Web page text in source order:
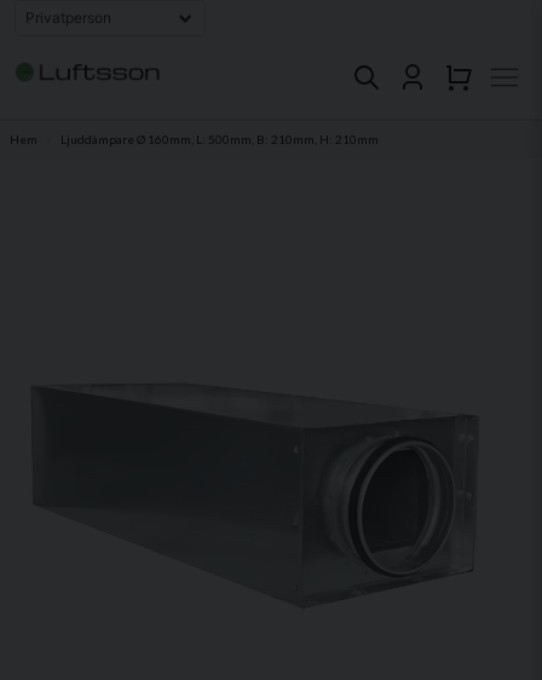
Hem Ljuddämpare Ø 160mm, L: 500mm, B: 210mm, H: 210mm